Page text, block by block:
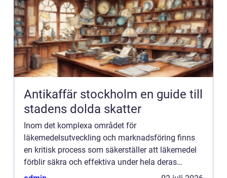
Antikaffär stockholm en guide till
stadens dolda skatter
Inom det komplexa området för
läkemedelsutveckling och marknadsföring finns
en kritisk process som säkerställer att läkemedel
förblir säkra och effektiva under hela deras
livscykel. Denna process, kä...